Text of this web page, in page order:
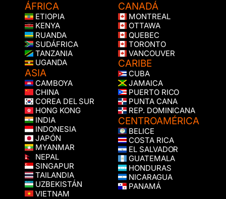
ÁFRICA
ETIOPIA
KENYA
RUANDA
SUDÁFRICA
TANZANIA
UGANDA
ASIA
CAMBOYA
CHINA
COREA DEL SUR
HONG KONG
INDIA
INDONESIA
JAPÓN
MYANMAR
NEPAL
SINGAPUR
TAILANDIA
UZBEKISTÁN
VIETNAM
CANADÁ
MONTREAL
OTTAWA
QUEBEC
TORONTO
VANCOUVER
CARIBE
CUBA
JAMAICA
PUERTO RICO
PUNTA CANA
REP. DOMINICANA
CENTROAMÉRICA
BELICE
COSTA RICA
EL SALVADOR
GUATEMALA
HONDURAS
NICARAGUA
PANAMÁ